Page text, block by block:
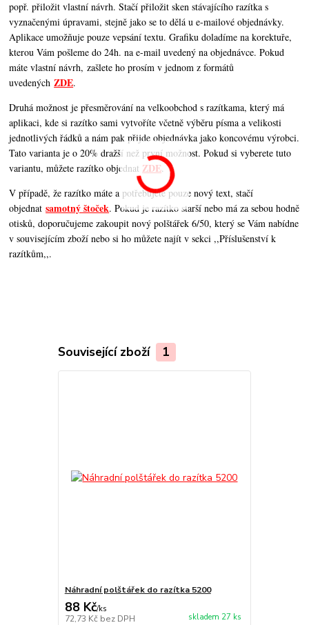
popř. přiložit vlastní návrh. Stačí přiložit sken stávajícího razítka s
vyznačenými úpravami, stejně jako se to dělá u e-mailové objednávky.
Aplikace umožňuje pouze vepsání textu. Grafiku doladíme na korektuře,
kterou Vám pošleme do 24h. na e-mail uvedený na objednávce. Pokud
máte vlastní návrh, zašlete ho prosím v jednom z formátů
uvedenýchZDE.
Druhá možnost je přesměrování na velkoobchod s razítkama, který má
aplikaci, kde si razítko sami vytvoříte včetně výběru písma a velikosti
jednotlivých řádků a nám pak přijde objednávka jako koncovému výrobci.
Tato varianta je o 20% dražší než první možnost. Pokud si vyberete tuto
variantu, můžete razítko objednat ZDE.
V případě, že razítko máte a potřebujete pouze nový text, stačí
objednatsamotný štoček. Pokud je razítko starší nebo má za sebou hodně
otisků, doporučujeme zakoupit nový polštářek 6/50, který se Vám nabídne
v souvisejícím zboží nebo si ho můžete najít v sekci ,,Příslušenství k
razítkům,,.
Související zboží 1
Náhradní polštářek do razítka 5200
88 Kč/ks
72,73 Kč bez DPH skladem 27 ks